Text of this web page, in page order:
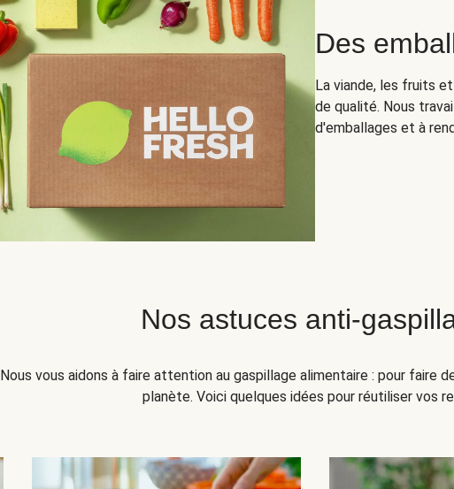
Des
La viande, les fruits
de qualité. Nous
d'emballages et à
Nos astuces anti-
Nous vous aidons à faire attention au gaspillage alimentaire : pour faire
planète. Voici quelques idées pour réutiliser vos